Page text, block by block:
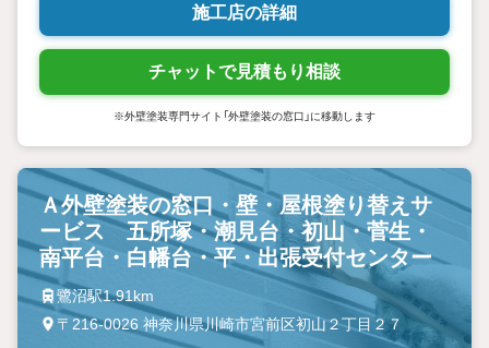
施工店の詳細
チャットで見積もり相談
※外壁塗装専門サイト「外壁塗装の窓口」に移動します
Ａ外壁塗装の窓口・壁・屋根塗り替えサ
ービス 五所塚・潮見台・初山・菅生・
南平台・白幡台・平・出張受付センター
鷺沼駅1.91km
〒216-0026 神奈川県川崎市宮前区初山２丁目２７